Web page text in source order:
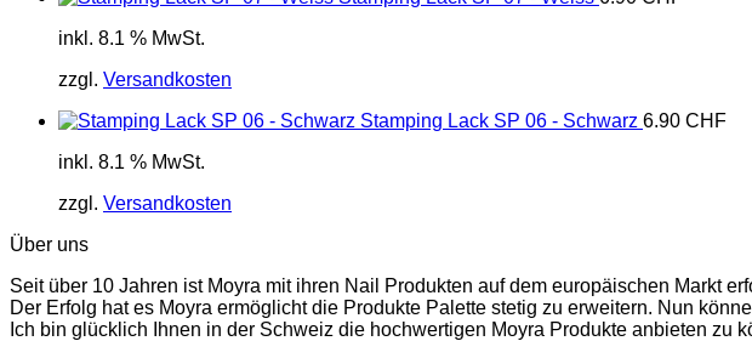
inkl. 8.1 % MwSt.
zzgl. Versandkosten
Stamping Lack SP 06 - Schwarz 6.90 CHF
inkl. 8.1 % MwSt.
zzgl. Versandkosten
Über uns
Seit über 10 Jahren ist Moyra mit ihren Nail Produkten auf dem europäischen Markt
Der Erfolg hat es Moyra ermöglicht die Produkte Palette stetig zu erweitern. Nun
Ich bin glücklich Ihnen in der Schweiz die hochwertigen Moyra Produkte anbieten zu